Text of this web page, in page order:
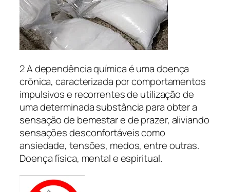
2 A dependência química é uma doença
crônica, caracterizada por comportamentos
impulsivos e recorrentes de utilização de
uma determinada substância para obter a
sensação de bemestar e de prazer, aliviando
sensações desconfortáveis como
ansiedade, tensões, medos, entre outras.
Doença física, mental e espiritual.